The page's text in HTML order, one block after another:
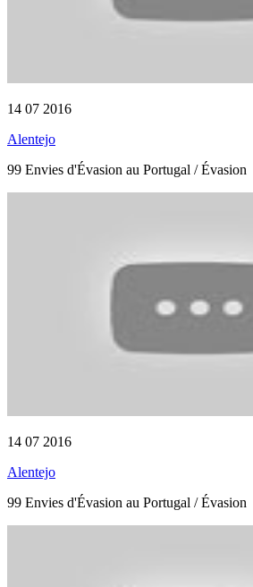
14 07 2016
Alentejo
99 Envies d'Évasion au Portugal / Évasion
14 07 2016
Alentejo
99 Envies d'Évasion au Portugal / Évasion